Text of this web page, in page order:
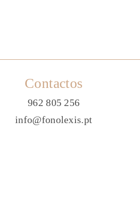
Contactos
962 805 256
info@fonolexis.pt